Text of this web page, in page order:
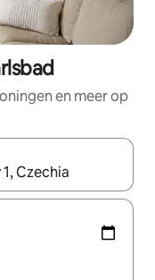
en meer op
maak je een keuze